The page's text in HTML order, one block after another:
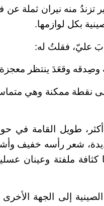
تزندُ منه نيران ثملة عن
بكل لوازمها.
عليّ، فقلتُ له:
وصِدقه وقعَدَ ينتظر
نقطة ممكنة وهي
طويل القامة في
شعر رأسه خفيف
ملفتة وعينان
إلى الجهة